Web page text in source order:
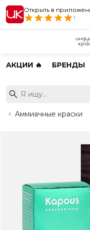
Открыть в
1
АКЦИИ 🔥 БРЕНДЫ
Аммиачные краски